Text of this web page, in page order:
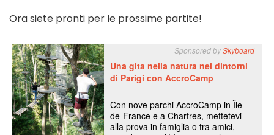
Ora siete pronti per le prossime partite!